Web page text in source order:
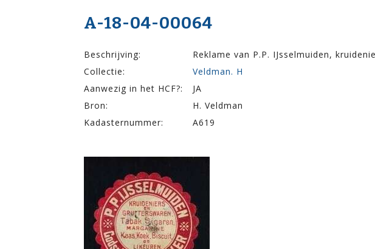
A-18-04-00064
Beschrijving:
Reklame van P.P. IJsselmuiden,
Collectie:
Veldman. H
Aanwezig in het HCF?:
JA
Bron:
H. Veldman
Kadasternummer:
A619